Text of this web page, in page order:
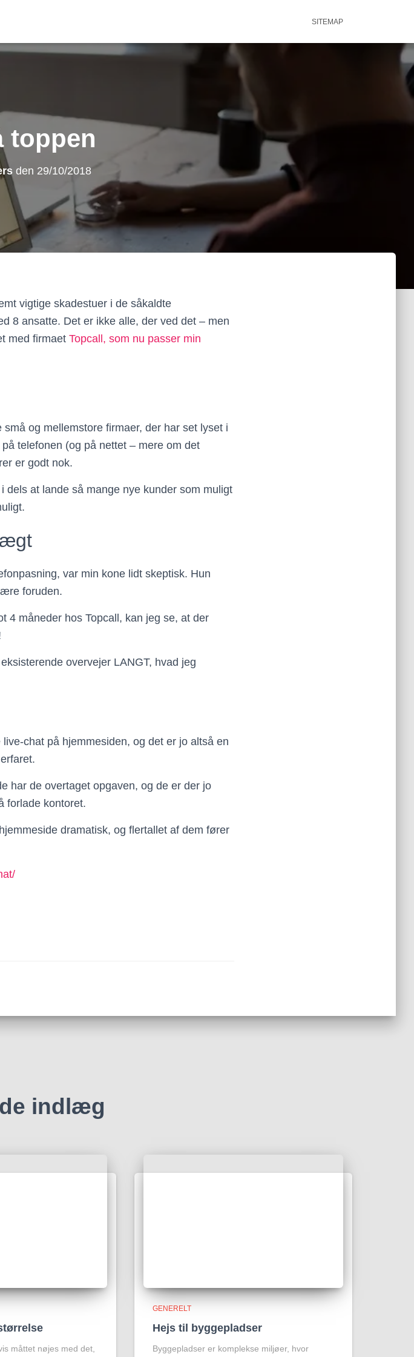
SITEMAP
toppen
den 29/10/2018
vigtige skadestuer i de såkaldte
8 ansatte. Det er ikke alle, der ved det – men
med firmaet Topcall, som nu passer min
og mellemstore firmaer, der har set lyset i
telefonen (og på nettet – mere om det
er godt nok.
dels at lande så mange nye kunder som muligt
var min kone lidt skeptisk. Hun
foruden.
4 måneder hos Topcall, kan jeg se, at der
overvejer LANGT, hvad jeg
chat på hjemmesiden, og det er jo altså en
har de overtaget opgaven, og de er der jo
forlade kontoret.
dramatisk, og flertallet af dem fører
indlæg
måttet nøjes med det,
GENERELT
Hejs til byggepladser
Byggepladser er komplekse miljøer, hvor